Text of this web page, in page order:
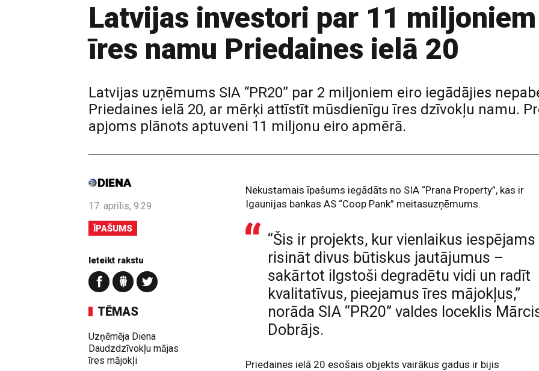
Latvijas investori par 11
īres namu Priedaines ielā 20
Latvijas uzņēmums SIA “PR20” par 2 miljoniem eiro iegādājies
Priedaines ielā 20, ar mērķi attīstīt mūsdienīgu īres dzīvokļu namu.
apjoms plānots aptuveni 11 miljonu eiro apmērā.
17. aprīlis, 9:29
ĪPAŠUMS
Ieteikt rakstu
TĒMAS
Uzņēmēja Diena
Daudzdzīvokļu mājas
īres mājokļi
Nekustamais īpašums iegādāts no SIA “Prana Property”, kas ir
Igaunijas bankas AS “Coop Pank” meitasuzņēmums.
“Šis ir projekts, kur vienlaikus iespējams
risināt divus būtiskus jautājumus –
sakārtot ilgstoši degradētu vidi un radīt
kvalitatīvus, pieejamus īres mājokļus,”
norāda SIA “PR20” valdes loceklis
Dobrājs.
Priedaines ielā 20 esošais objekts vairākus gadus ir bijis